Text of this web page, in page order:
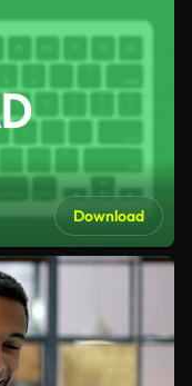
Download